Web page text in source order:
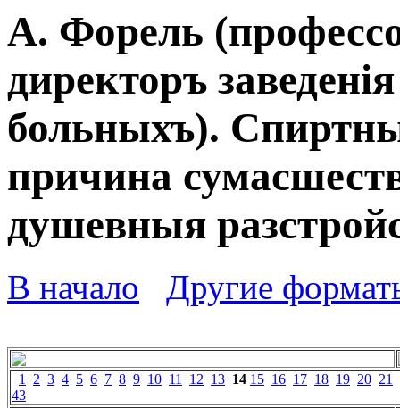
А. Форель
директоръ
больныхъ).
причина
душевныя
В начало Другие
1 2 3 4 5 6 7 8 9 10 11 12 13 14 15 16 17 18 19 20 21
43